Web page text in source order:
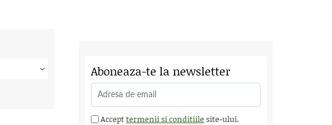
Aboneaza-te la newsletter
Accepttermenii si conditiile site-ului.